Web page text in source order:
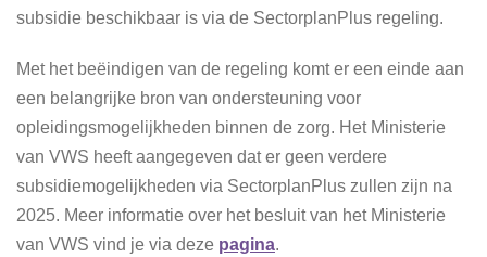
subsidie beschikbaar is via de SectorplanPlus regeling.
Met het beëindigen van de regeling komt er een einde aan
een belangrijke bron van ondersteuning voor
opleidingsmogelijkheden binnen de zorg. Het Ministerie
van VWS heeft aangegeven dat er geen verdere
subsidiemogelijkheden via SectorplanPlus zullen zijn na
2025. Meer informatie over het besluit van het Ministerie
van VWS vind je via deze pagina.